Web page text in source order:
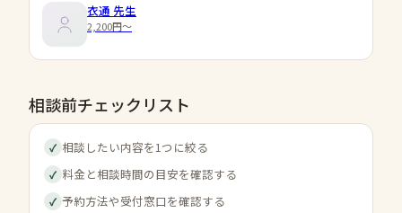
衣通 先生
2,200円〜
相談前チェックリスト
✓ 相談したい内容を1つに絞る
✓ 料金と相談時間の目安を確認する
✓ 予約方法や受付窓口を確認する